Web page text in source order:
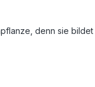
denn sie